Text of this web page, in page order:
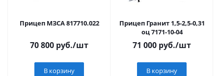
Прицеп МЗСА 817710.022
70 800 руб./шт
В корзину
Прицеп Гранит 1,5-2,5-0,31
оц 7171-10-04
71 000 руб./шт
В корзину